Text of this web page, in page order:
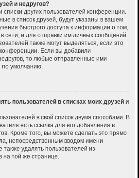
и недругов?
списки других пользователей конференции.
в список друзей, будут указаны в вашем
быстрого доступа к информации о том,
сети, и для отправки им личных сообщений.
также могут выделяться, если это
Если вы добавили
то любые отправленные ими
по умолчанию.
пользователей в списках моих друзей и
в свой список двумя способами. В
есть ссылка для его добавления в
Кроме того, вы можете сделать это прямо
непосредственным вводом имени
удалять пользователей из
на той же странице.